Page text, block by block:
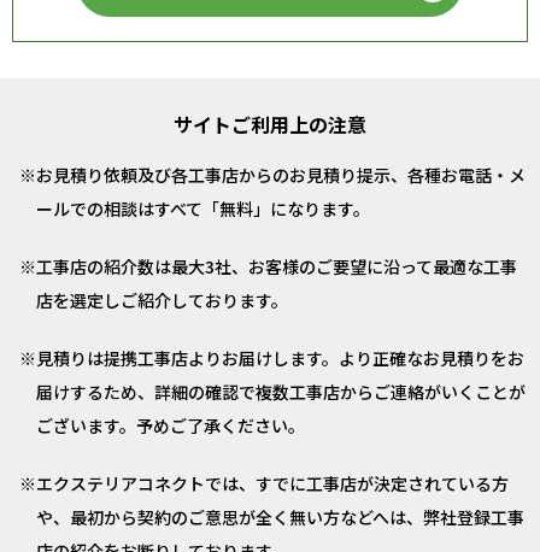
サイトご利用上の注意
お見積り依頼及び各工事店からのお見積り提示、各種お電話・メ
ールでの相談はすべて「無料」になります。
工事店の紹介数は最大3社、お客様のご要望に沿って最適な工事
店を選定しご紹介しております。
見積りは提携工事店よりお届けします。より正確なお見積りをお
届けするため、詳細の確認で複数工事店からご連絡がいくことが
ございます。予めご了承ください。
エクステリアコネクトでは、すでに工事店が決定されている方
や、最初から契約のご意思が全く無い方などへは、弊社登録工事